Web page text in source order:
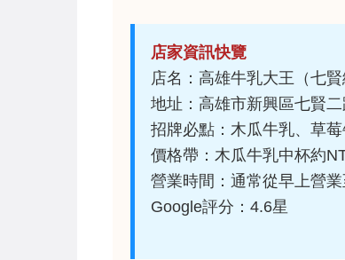
店家資訊快覽
店名：高雄牛乳大王（七賢
地址：高雄市新興區七賢二
招牌必點：木瓜牛乳、草
價格帶：木瓜牛乳中杯約
營業時間：通常從早上營
Google評分：4.6星